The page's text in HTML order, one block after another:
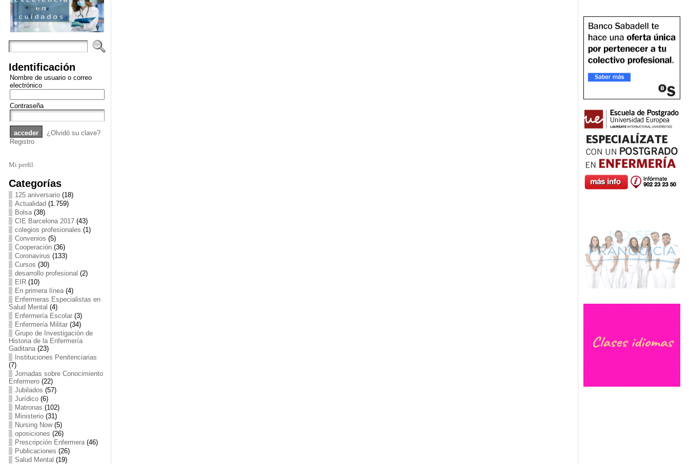
Identificación
Nombre de usuario o correo
electrónico
Contraseña
¿Olvidó su clave?
Registro
Mi perfil
Categorías
125 aniversario(18)
Actualidad (1.759)
Bolsa(38)
CIE Barcelona 2017(43)
colegios profesionales (1)
Convenios (5)
Cooperación(36)
Coronavirus (133)
Cursos (30)
desarrollo profesional (2)
EIR(10)
En primera línea(4)
Enfermeras Especialistas en
Salud Mental (4)
Enfermería Escolar(3)
Enfermería Militar(34)
Grupo de Investigación de
Historia de la Enfermería
Gaditana(23)
Instituciones Penitenciarias
(7)
Jornadas sobre Conocimiento
Enfermero(22)
Jubilados (57)
Jurídico(6)
Matronas (102)
Ministerio(31)
Nursing Now(5)
oposiciones (26)
Prescripción Enfermera(46)
Publicaciones (26)
Salud Mental (19)